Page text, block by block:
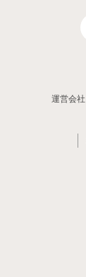
運営会社